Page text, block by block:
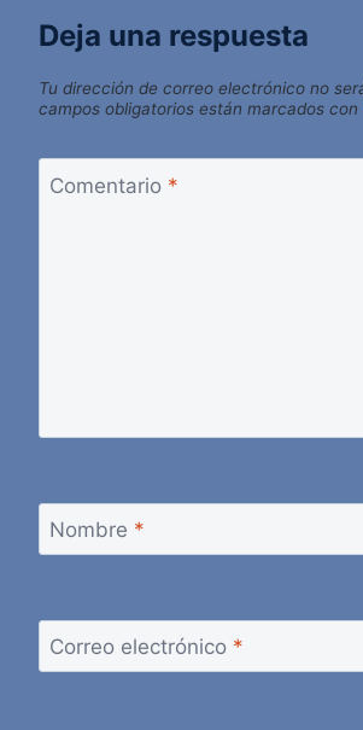
Deja una respuesta
Tu dirección de correo electrónico no
campos obligatorios están marcados con
Comentario *
Nombre *
Correo electrónico *